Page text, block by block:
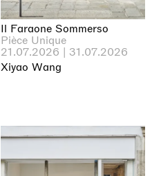
Il Faraone Sommerso
Pièce Unique
21.07.2026 | 31.07.2026
Xiyao Wang